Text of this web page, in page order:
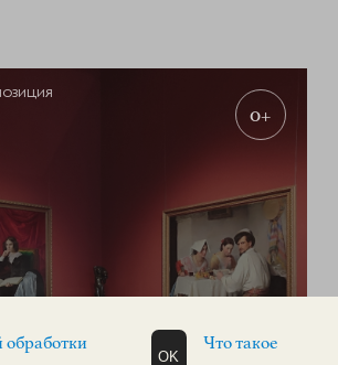
0+
обработки
OK
Что такое